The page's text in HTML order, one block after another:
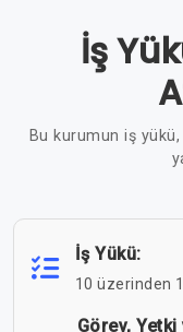
İş
Bu kurumun iş
İş Yükü:
10 üzerinden
Görev, Yetki